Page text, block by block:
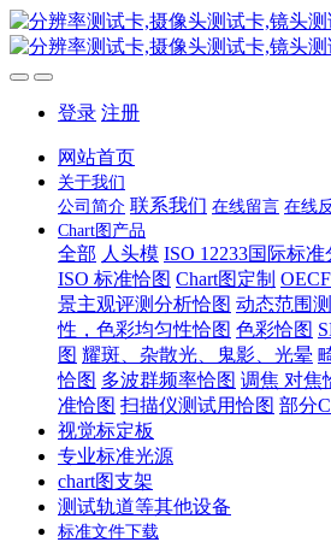
登录 注册
网站首页
关于我们
公司简介 联系我们 在线留言 在线
Chart图产品
全部 人头模 ISO 12233国际标
ISO 标准恰图 Chart图定制
景主观评测分析恰图 动态范围
性，色彩均匀性恰图 色彩恰图
图 耀斑、杂散光、鬼影、光晕
恰图 多波群频率恰图 调焦 对焦
准恰图 扫描仪测试用恰图 部分
视觉标定板
专业标准光源
chart图支架
测试轨道等其他设备
标准文件下载